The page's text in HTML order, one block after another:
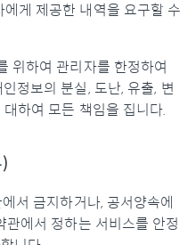
게 제공한 내역을 요구할 수
위하여 관리자를 한정하여
정보의 분실, 도난, 유출, 변
하여 모든 책임을 집니다.
서 금지하거나, 공서양속에
에서 정하는 서비스를 안정